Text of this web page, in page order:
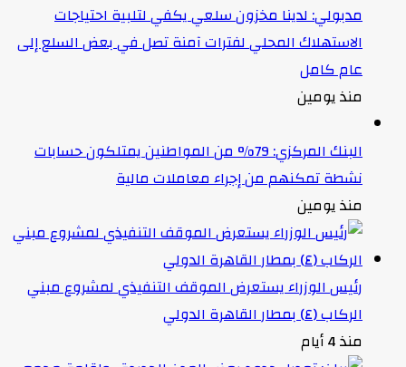
مدبولي: لدينا مخزون سلعي يكفي لتلبية احتياجات
الاستهلاك المحلي لفترات آمنة تصل في بعض السلع إلى
عام كامل
منذ يومين
البنك المركزي: 79% من المواطنين يمتلكون حسابات
نشطة تمكنهم من إجراء معاملات مالية
منذ يومين
رئيس الوزراء يستعرض الموقف التنفيذي لمشروع مبني
الركاب (٤) بمطار القاهرة الدولي
منذ 4 أيام